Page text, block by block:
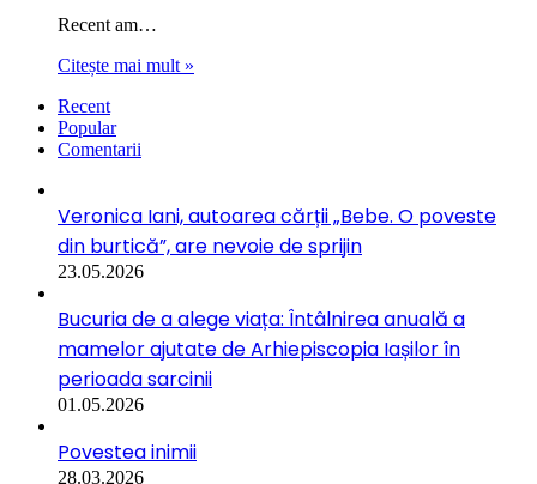
Recent am…
Citește mai mult »
Recent
Popular
Comentarii
Veronica Iani, autoarea cărții „Bebe. O poveste
din burtică”, are nevoie de sprijin
23.05.2026
Bucuria de a alege viața: Întâlnirea anuală a
mamelor ajutate de Arhiepiscopia Iașilor în
perioada sarcinii
01.05.2026
Povestea inimii
28.03.2026